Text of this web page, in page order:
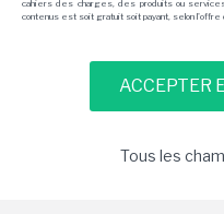
cahiers des charges, des produits ou
contenus est soit gratuit soit payant, selon l'offre
Tous les